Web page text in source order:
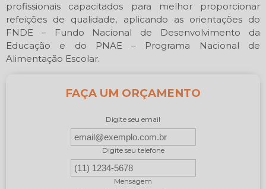
profissionais capacitados para melhor proporcionar
refeições de qualidade, aplicando as orientações do
FNDE – Fundo Nacional de Desenvolvimento da
Educação e do PNAE – Programa Nacional de
Alimentação Escolar.
FAÇA UM ORÇAMENTO
Digite seu email
Digite seu telefone
Mensagem